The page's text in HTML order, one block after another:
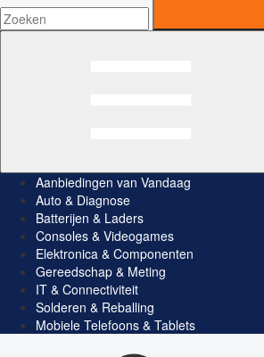
Aanbiedingen van Vandaag
Auto & Diagnose
Batterijen & Laders
Consoles & Videogames
Elektronica & Componenten
Gereedschap & Meting
IT & Connectiviteit
Solderen & Reballing
Mobiele Telefoons & Tablets